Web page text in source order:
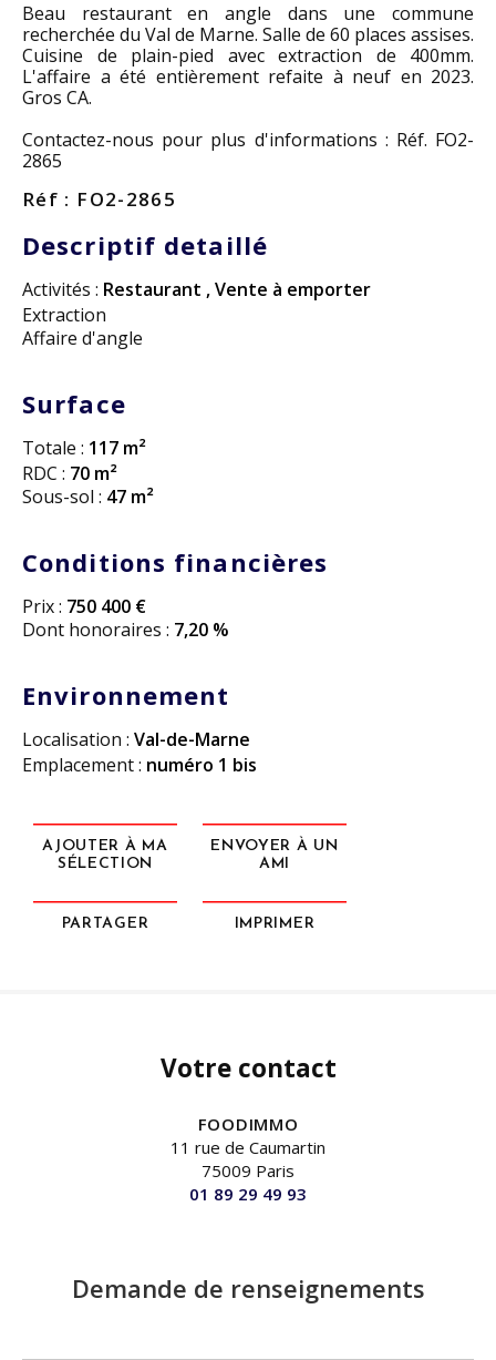
Beau restaurant en angle dans une commune
recherchée du Val de Marne. Salle de 60 places assises.
Cuisine de plain-pied avec extraction de 400mm.
L'affaire a été entièrement refaite à neuf en 2023.
Gros CA.
Contactez-nous pour plus d'informations : Réf. FO2-
2865
Réf : FO2-2865
Descriptif detaillé
Activités : Restaurant ,Vente à emporter
Extraction
Affaire d'angle
Surface
Totale : 117 m²
RDC : 70 m²
Sous-sol : 47 m²
Conditions financières
Prix : 750 400 €
Dont honoraires : 7,20 %
Environnement
Localisation : Val-de-Marne
Emplacement : numéro 1 bis
AJOUTER À MA
SÉLECTION
ENVOYER À UN
AMI
PARTAGER IMPRIMER
Votre contact
FOODIMMO
11 rue de Caumartin
75009 Paris
01 89 29 49 93
Demande de renseignements